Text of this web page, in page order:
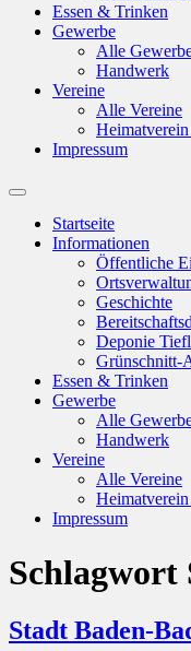
Essen & Trinken
Gewerbe
Alle
Handwerk
Vereine
Alle Vereine
Impressum
Suchfeld
ein-/ausblenden
Startseite
Informationen
Öffentliche
Geschichte
Deponie
Grünschnitt-
Essen & Trinken
Gewerbe
Alle
Handwerk
Vereine
Alle Vereine
Impressum
Schlagwort
Stadt Baden-